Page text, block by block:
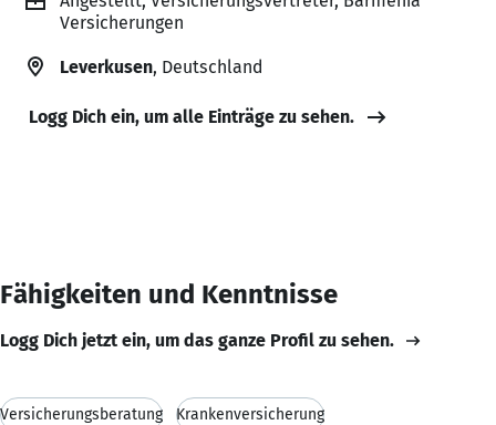
Versicherungen
Leverkusen, Deutschland
Logg Dich ein, um alle Einträge zu sehen.
Fähigkeiten und Kenntnisse
Logg Dich jetzt ein, um das ganze Profil zu sehen.
Versicherungsberatung Krankenversicherung